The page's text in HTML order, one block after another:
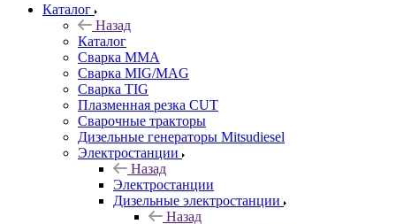
Каталог
Назад
Каталог
Сварка MMA
Сварка MIG/MAG
Сварка TIG
Плазменная резка CUT
Сварочные тракторы
Дизельные генераторы Mitsudiesel
Электростанции
Назад
Электростанции
Дизельные электростанции
Назад